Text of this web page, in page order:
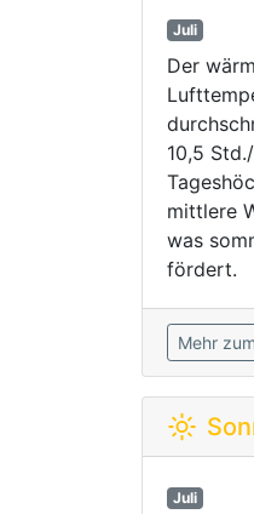
Juli
Der
10,5
mittlere
was
fördert.
Mehr
Juli